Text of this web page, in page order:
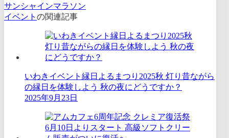
サンシャインマラソン
イベント の関連記事
いわきイベント縁日よるまつり2025秋 灯り昔ながら
の縁日を体験しよう 秋の夜にどうですか？
2025年9月23日